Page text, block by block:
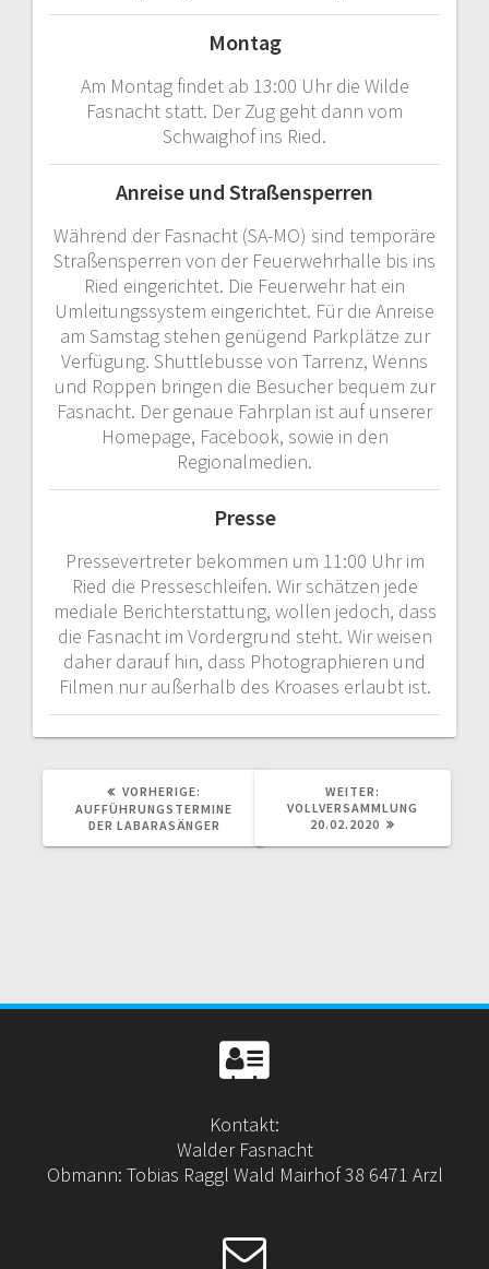
Montag
Am Montag findet ab 13:00 Uhr die Wilde
Fasnacht statt. Der Zug geht dann vom
Schwaighof ins Ried.
Anreise und Straßensperren
Während der Fasnacht (SA-MO) sind temporäre
Straßensperren von der Feuerwehrhalle bis ins
Ried eingerichtet. Die Feuerwehr hat ein
Umleitungssystem eingerichtet. Für die Anreise
am Samstag stehen genügend Parkplätze zur
Verfügung. Shuttlebusse von Tarrenz, Wenns
und Roppen bringen die Besucher bequem zur
Fasnacht. Der genaue Fahrplan ist auf unserer
Homepage, Facebook, sowie in den
Regionalmedien.
Presse
Pressevertreter bekommen um 11:00 Uhr im
Ried die Presseschleifen. Wir schätzen jede
mediale Berichterstattung, wollen jedoch, dass
die Fasnacht im Vordergrund steht. Wir weisen
daher darauf hin, dass Photographieren und
Filmen nur außerhalb des Kroases erlaubt ist.
VORHERIGE:
BEITRAG:
AUFFÜHRUNGSTERMINE
DER LABARASÄNGER
WEITER:
BEITRAG:
VOLLVERSAMMLUNG
20.02.2020
Kontakt:
Walder Fasnacht
Obmann: Tobias Raggl Wald Mairhof 38 6471 Arzl